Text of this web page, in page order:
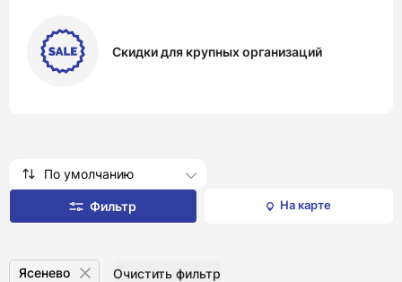
Скидки для крупных организаций
По умолчанию
На карте
Фильтр
Ясенево Очистить фильтр